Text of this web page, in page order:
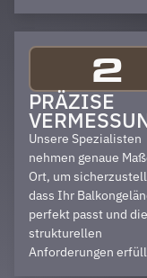
2
PRÄZISE
Unsere Spezialisten
nehmen genaue
Ort, um
dass Ihr
perfekt passt und die
strukturellen
Anforderungen